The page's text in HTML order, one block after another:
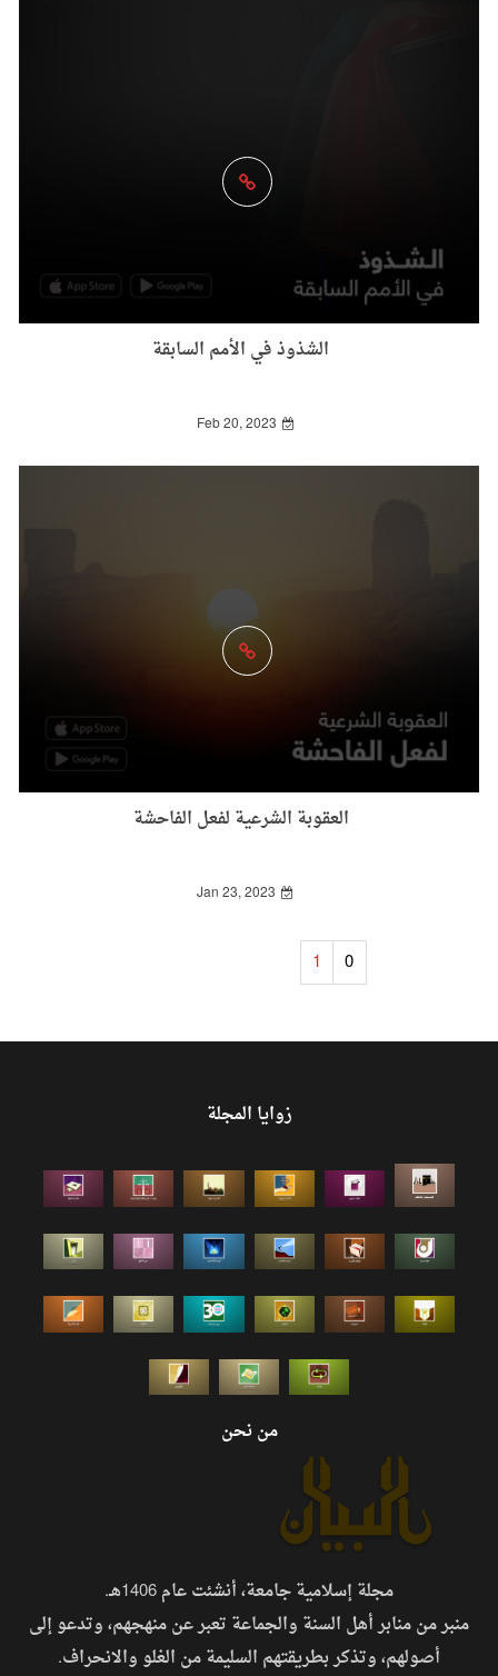
الشذوذ في الأمم السابقة
Feb 20, 2023
العقوبة الشرعية لفعل الفاحشة
Jan 23, 2023
0
1
زوايا المجلة
من نحن
مجلة إسلامية جامعة، أنشئت عام 1406هـ.
منبر من منابر أهل السنة والجماعة تعبر عن منهجهم، وتدعو إلى
أصولهم، وتذكر بطريقتهم السليمة من الغلو والانحراف.